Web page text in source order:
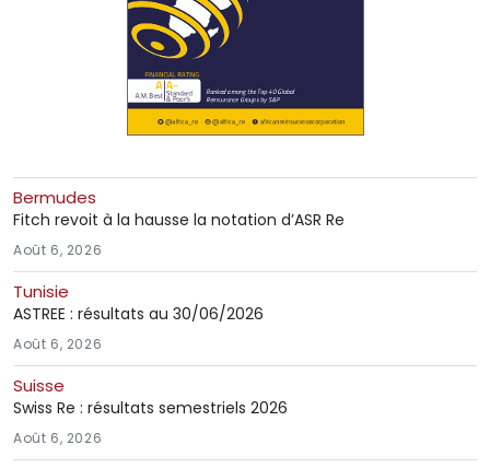
Bermudes
Fitch revoit à la hausse la notation d’ASR Re
Août 6, 2026
Tunisie
ASTREE : résultats au 30/06/2026
Août 6, 2026
Suisse
Swiss Re : résultats semestriels 2026
Août 6, 2026